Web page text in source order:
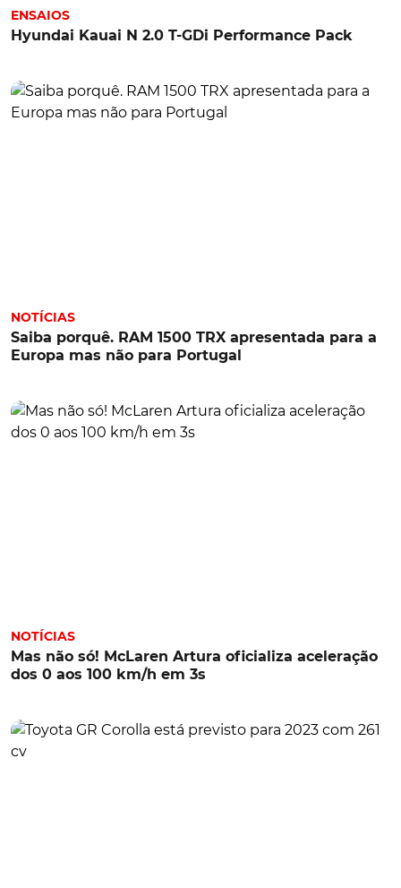
ENSAIOS
Hyundai Kauai N 2.0 T-GDi Performance Pack
NOTÍCIAS
Saiba porquê. RAM 1500 TRX apresentada para a
Europa mas não para Portugal
NOTÍCIAS
Mas não só! McLaren Artura oficializa aceleração
dos 0 aos 100 km/h em 3s